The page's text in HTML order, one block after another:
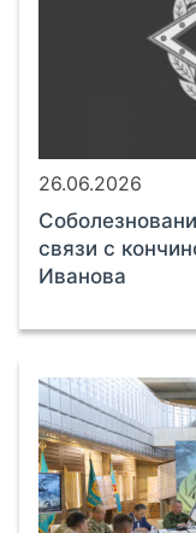
26.06.2026
связи с
Иванова